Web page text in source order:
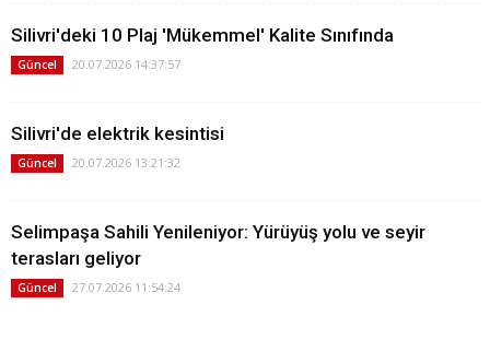
Silivri'deki 10 Plaj 'Mükemmel' Kalite Sınıfında
Güncel 20.07.2026 14:37:57
Silivri'de elektrik kesintisi
Güncel 20.07.2026 13:21:32
Selimpaşa Sahili Yenileniyor: Yürüyüş yolu ve seyir
terasları geliyor
Güncel 27.07.2026 11:54:24